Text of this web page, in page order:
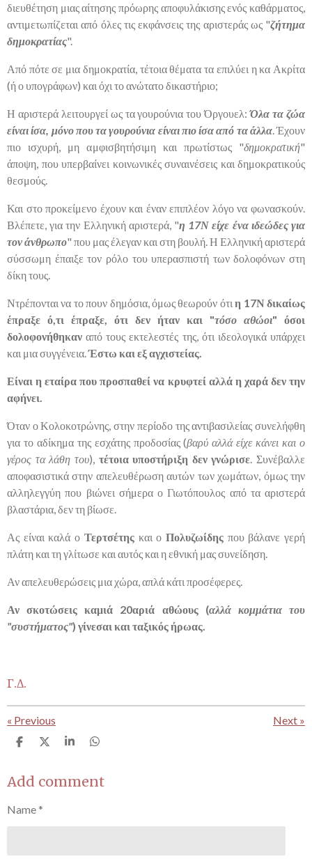
διευθέτηση μιας αίτησης πρόωρης αποφυλάκισης ενός καθάρματος,
αντιμετωπίζεται από όλες τις εκφάνσεις της αριστεράς ως "ζήτημα
δημοκρατίας".
Από πότε σε μια δημοκρατία, τέτοια θέματα τα επιλύει η κα Ακρίτα
(ή ο υπογράφων) και όχι το ανώτατο δικαστήριο;
Η αριστερά λειτουργεί ως τα γουρούνια του Όργουελ:Όλα τα ζώα
είναι ίσα, μόνο που τα γουρούνια είναι πιο ίσα από τα άλλα. Έχουν
πιο ισχυρή, μη αμφισβητήσιμη και πρωτίστως "δημοκρατική"
άποψη, που υπερβαίνει κοινωνικές συναινέσεις και δημοκρατικούς
θεσμούς.
Και στο προκείμενο έχουν και έναν επιπλέον λόγο να φωνασκούν.
Βλέπετε, για την Ελληνική αριστερά, "η 17Ν είχε ένα ιδεώδες για
τον άνθρωπο" που μας έλεγαν και στη βουλή. Η Ελληνική αριστερά
σύσσωμη έπαιξε τον ρόλο του υπερασπιστή των δολοφόνων στη
δίκη τους.
Ντρέπονται να το πουν δημόσια, όμως θεωρούν ότιη 17Ν δικαίως
έπραξε ό,τι έπραξε, ότι δεν ήταν και "τόσο αθώοι" όσοι
δολοφονήθηκαναπό τους εκτελεστές της, ότι ιδεολογικά υπάρχει
και μια συγγένεια.Έστω και εξ αγχιστείας.
Είναι η εταίρα που προσπαθεί να κρυφτεί αλλά η χαρά δεν την
αφήνει.
Όταν ο Κολοκοτρώνης, στην περίοδο της αντιβασιλείας συνελήφθη
για το αδίκημα της εσχάτης προδοσίας (βαρύ αλλά είχε κάνει και ο
γέρος τα λάθη του), τέτοια υποστήριξη δεν γνώρισε. Συνέβαλλε
αποφασιστικά στην απελευθέρωση αυτών των χωμάτων, όμως την
αλληλεγγύη που βιώνει σήμερα ο Γιωτόπουλος από τα αριστερά
βλαστάρια, δεν τη βίωσε.
Ας είναι καλά ο Τερτσέτηςκαι ο Πολυζωίδηςπου βάλανε γερή
πλάτη και τη γλίτωσε και αυτός και η εθνική μας συνείδηση.
Αν απελευθερώσεις μια χώρα, απλά κάτι προσέφερες.
Αν σκοτώσεις καμιά 20αριά αθώους (αλλά κομμάτια του
"συστήματος") γίνεσαι και ταξικός ήρωας.
Γ.Δ.
« Previous Next »
S
r
e
S
r
e
S
r
e
S
r
e
Add comment
Name *